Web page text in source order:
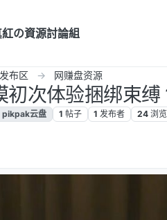
紅の資源討論組
布区 网赚盘资源
次体验捆绑束缚
pikpak云盘 1 帖子 1 发布者 24 浏览